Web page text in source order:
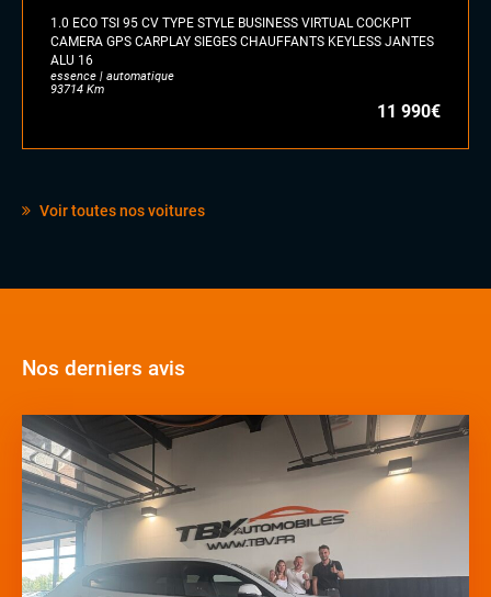
1.0 ECO TSI 95 CV TYPE STYLE BUSINESS VIRTUAL COCKPIT
CAMERA GPS CARPLAY SIEGES CHAUFFANTS KEYLESS JANTES
ALU 16
essence | automatique
93714 Km
11 990€
Voir toutes nos voitures
Nos derniers avis